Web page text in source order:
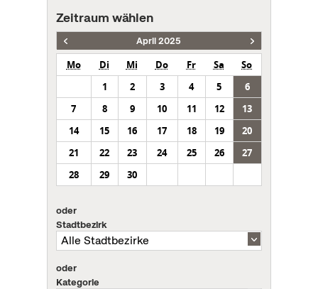
Zeitraum wählen
April 2025
Mo Di Mi Do Fr Sa
So
1
2 3 4 5
6
7
8 9 10 11 12
13
14
15 16 17 18 19
20
21
22 23 24 25 26
27
28
29 30
oder
Stadtbezirk
oder
Kategorie